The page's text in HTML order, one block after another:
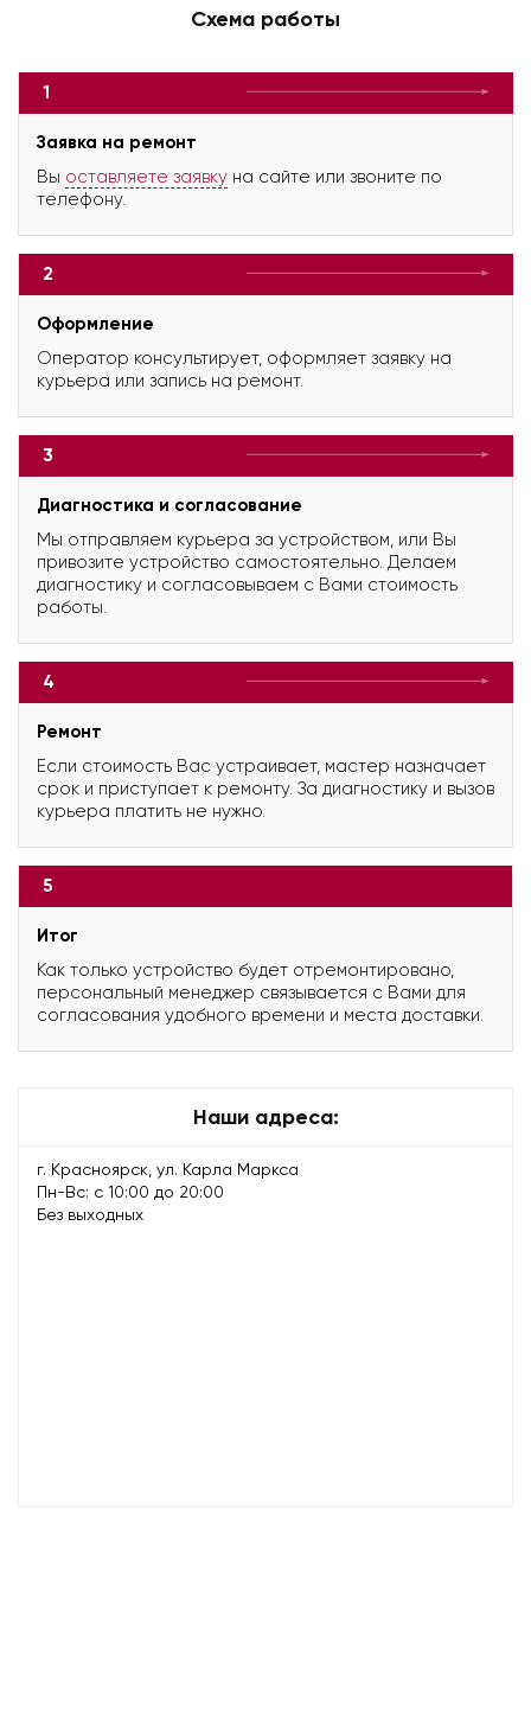
Схема работы
1
Заявка на ремонт
Вы оставляете заявку на сайте или звоните по
телефону.
2
Оформление
Оператор консультирует, оформляет заявку на
курьера или запись на ремонт.
3
Диагностика и согласование
Мы отправляем курьера за устройством, или Вы
привозите устройство самостоятельно. Делаем
диагностику и согласовываем с Вами стоимость
работы.
4
Ремонт
Если стоимость Вас устраивает, мастер назначает
срок и приступает к ремонту. За диагностику и вызов
курьера платить не нужно.
5
Итог
Как только устройство будет отремонтировано,
персональный менеджер связывается с Вами для
согласования удобного времени и места доставки.
Наши адреса:
г. Красноярск, ул. Карла Маркса
Пн-Вс: с 10:00 до 20:00
Без выходных